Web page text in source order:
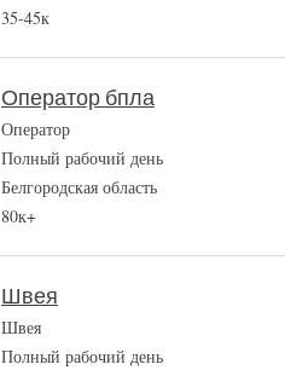
35-45к
Оператор бпла
Оператор
Полный рабочий день
Белгородская область
80к+
Швея
Швея
Полный рабочий день